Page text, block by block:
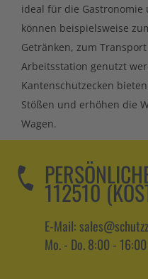
ideal für die Gastronomie
können beispielsweise
Getränken, zum
Arbeitsstation genutzt
Kantenschutzecken
Stößen und erhöhen die
Wagen.
112510
E-Mail:
Mo. - Do. 8:00 -